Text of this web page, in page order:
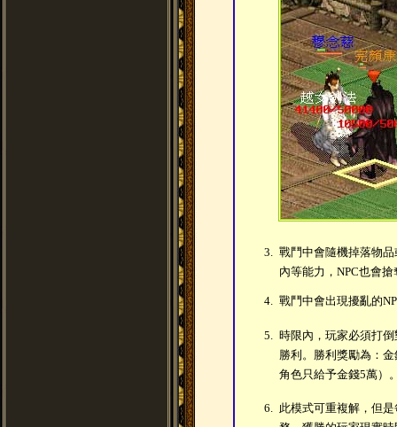
3. 戰鬥中會隨機掉落物
內等能力，NPC也會
4. 戰鬥中會出現擾亂的
5. 時限內，玩家必須打
勝利。勝利獎勵為：
角色只給予金錢5萬）
6. 此模式可重複解，但